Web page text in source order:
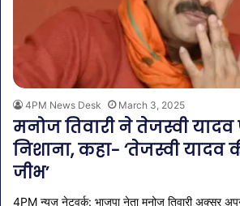
4PM News Desk March 3, 2025
मनोज तिवारी ने तेजस्वी यादव
निशाना, कहा- ‘तेजस्वी यादव
जीभ’
4PM न्यूज़ नेटवर्क: भाजपा नेता मनोज तिवारी अक्सर